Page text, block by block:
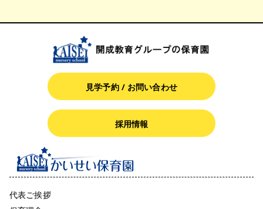
見学予約 / お問い合わせ
採用情報
代表ご挨拶